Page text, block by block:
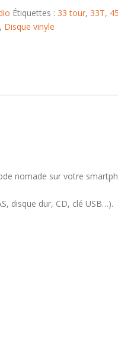
Étiquettes : 33 tour, 33T,
, Disque vinyle
nomade sur votre
disque dur, CD, clé USB…).